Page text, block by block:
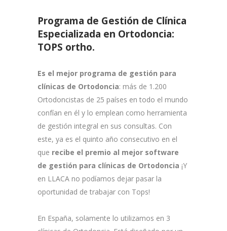
Programa de Gestión de Clínica
Especializada en Ortodoncia:
TOPS ortho.
Es el mejor programa de gestión para
clínicas de Ortodoncia: más de 1.200
Ortodoncistas de 25 países en todo el mundo
confían en él y lo emplean como herramienta
de gestión integral en sus consultas. Con
este, ya es el quinto año consecutivo en el
que recibe el premio al mejor software
de gestión para clínicas de Ortodoncia ¡Y
en LLACA no podíamos dejar pasar la
oportunidad de trabajar con Tops!
En España, solamente lo utilizamos en 3